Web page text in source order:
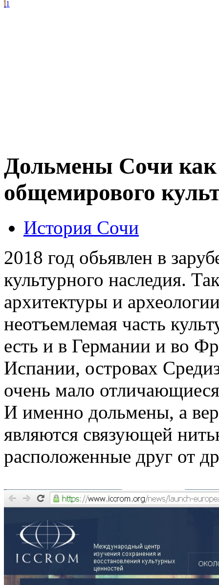
1
Дольмены Сочи как
общемирового
История Сочи
2018 год обьявлен в
культурного наследия.
архитектуры и
неотъемлемая часть
есть и в Германии и во
Испании, островах
очень мало
И именно дольмены, а
являются связующей
расположенные друг от